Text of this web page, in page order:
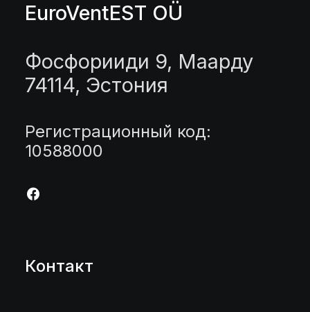
EuroVentEST OÜ
Фосфорииди 9, Маарду
74114, Эстония
Регистрационный код:
10588000
Контакт